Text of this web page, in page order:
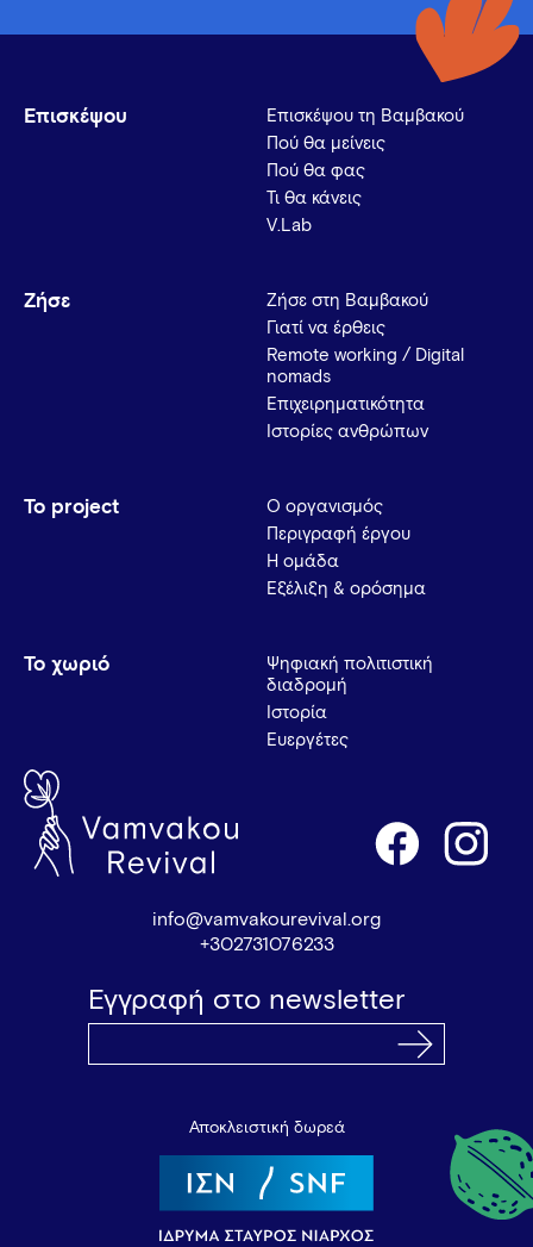
Επισκέψου
Επισκέψου τη Βαμβακού
Πού θα μείνεις
Πού θα φας
Τι θα κάνεις
V.Lab
Ζήσε
Ζήσε στη Βαμβακού
Γιατί να έρθεις
Remote working / Digital
nomads
Επιχειρηματικότητα
Ιστορίες ανθρώπων
Το project
Ο οργανισμός
Περιγραφή έργου
Η ομάδα
Εξέλιξη & ορόσημα
Το χωριό
Ψηφιακή πολιτιστική
διαδρομή
Ιστορία
Ευεργέτες
info@vamvakourevival.org
+302731076233
Εγγραφή στο newsletter
Αποκλειστική δωρεά